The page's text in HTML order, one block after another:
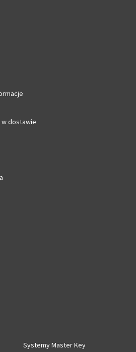
dostawie
Systemy Master Key